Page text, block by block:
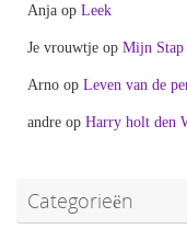
Anja op Leek
Je vrouwtje op Mijn Stap
Arno op Leven van de
andre op Harry holt den
Categorieën